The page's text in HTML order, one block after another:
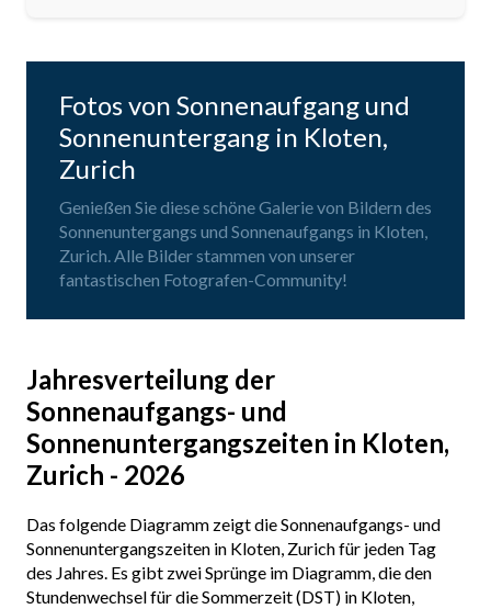
Fotos von Sonnenaufgang und
Sonnenuntergang in Kloten,
Zurich
Genießen Sie diese schöne Galerie von Bildern des
Sonnenuntergangs und Sonnenaufgangs in Kloten,
Zurich. Alle Bilder stammen von unserer
fantastischen Fotografen-Community!
Jahresverteilung der
Sonnenaufgangs- und
Sonnenuntergangszeiten in Kloten,
Zurich - 2026
Das folgende Diagramm zeigt die Sonnenaufgangs- und
Sonnenuntergangszeiten in Kloten, Zurich für jeden Tag
des Jahres. Es gibt zwei Sprünge im Diagramm, die den
Stundenwechsel für die Sommerzeit (DST) in Kloten,